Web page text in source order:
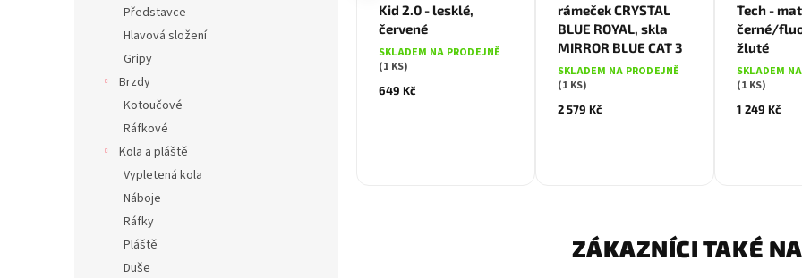
Představce
Hlavová složení
Gripy
Brzdy
Kotoučové
Ráfkové
Kola a pláště
Vypletená kola
Náboje
Ráfky
Pláště
Duše
Kid 2.0 - lesklé,
červené
SKLADEM NA PRODEJNĚ
(1 KS)
649 Kč
rámeček CRYSTAL
BLUE ROYAL, skla
MIRROR BLUE CAT 3
SKLADEM NA PRODEJNĚ
(1 KS)
2 579 Kč
Tech -
černé/
žluté
SKLADEM
(1 KS)
1 249 Kč
ZÁKAZNÍCI TAKÉ